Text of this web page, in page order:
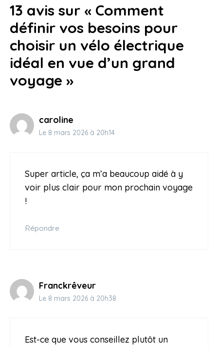
18 septembre 2025
13 avis sur « Comment
définir vos besoins pour
choisir un vélo électrique
idéal en vue d’un grand
voyage »
caroline
Le 8 mars 2026 à 20h14
Super article, ça m’a beaucoup aidé à y
voir plus clair pour mon prochain voyage
!
Répondre
Franckrêveur
Le 8 mars 2026 à 20h38
Est-ce que vous conseillez plutôt un